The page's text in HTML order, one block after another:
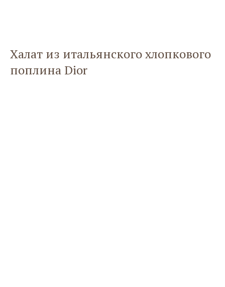
Халат из итальянского хлопкового
поплина Dior